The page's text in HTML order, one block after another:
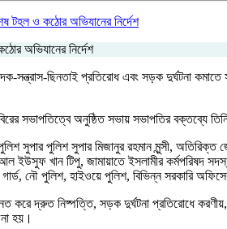
অভিযানের নির্দেশ
সন্ত্রাস-ছিনতাই প্রতিরোধ এবং সড়ক দুর্ঘটনা
সভাপতিত্বে অনুষ্ঠিত সভায় সভাপতির বক্তব্যে
সুপার পুলিশ সুপার মিজানুর রহমান মুন্সী,
খান টিপু, জামায়াতে ইসলামীর কর্মপরিষদ
নৌ পুলিশ, হাইওয়ে পুলিশ, বিভিন্ন সরকারি
করে দ্রুত নিষ্পত্তি, সড়ক দুর্ঘটনা প্রতিরোধে
হয়।